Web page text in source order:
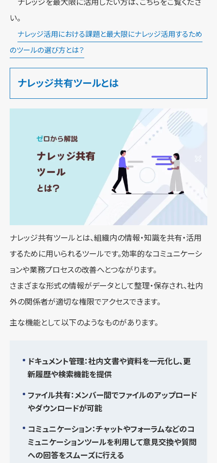
ナレッジを最大限に活用したい方は、こちらをご覧くださ
い。
ナレッジ活用における課題と最大限にナレッジ活用するため
のツールの選び方とは？
ナレッジ共有ツールとは
ナレッジ共有ツールとは、組織内の情報・知識を共有・活用
するために用いられるツールです。効率的なコミュニケーシ
ョンや業務プロセスの改善へとつながります。
さまざまな形式の情報がデータとして整理・保存され、社内
外の関係者が適切な権限でアクセスできます。
主な機能として以下のようなものがあります。
ドキュメント管理：社内文書や資料を一元化し、更
新履歴や検索機能を提供
ファイル共有：メンバー間でファイルのアップロード
やダウンロードが可能
コミュニケーション：チャットやフォーラムなどのコ
ミュニケーションツールを利用して意見交換や質問
への回答をスムーズに行える